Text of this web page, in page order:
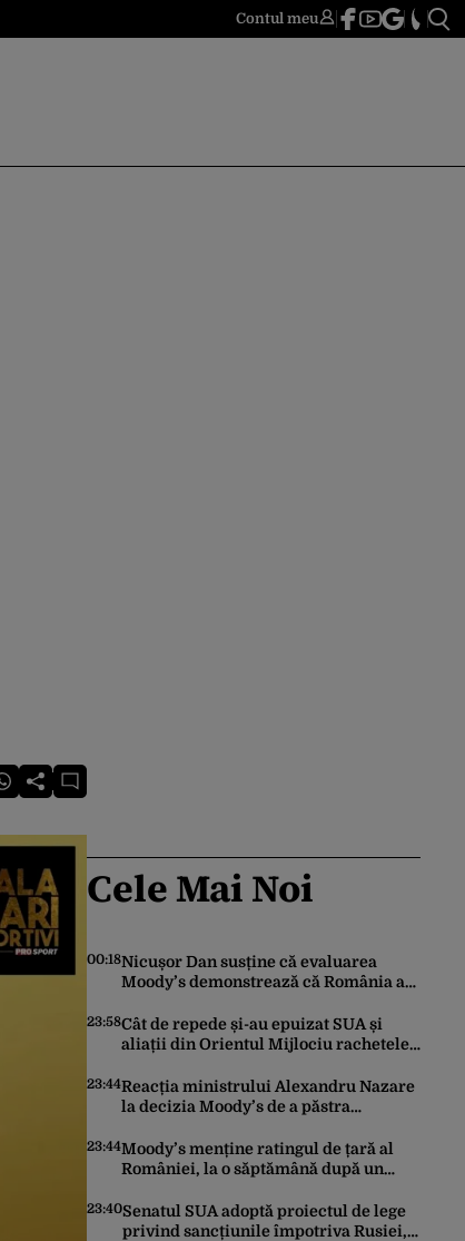
Contul meu
Cele Mai Noi
00:18Nicușor Dan susține că evaluarea
Moody’s demonstrează că România a
încrederea investitorilor: „Totuși,
perspectiva rămâne rezervată”
23:58Cât de repede și-au epuizat SUA și
aliații din Orientul Mijlociu rachetele
23:44Reacția ministrului Alexandru Nazare
la decizia Moody’s de a păstra
„Este un răgaz, dar în niciun caz un
motiv de relaxare”
23:44Moody’s menține ratingul de țară al
României, la o săptămână după un
unui guvern cu puteri depline,
principala vulnerabilitate din raport
23:40Senatul SUA adoptă proiectul de lege
privind sancțiunile împotriva Rusiei,